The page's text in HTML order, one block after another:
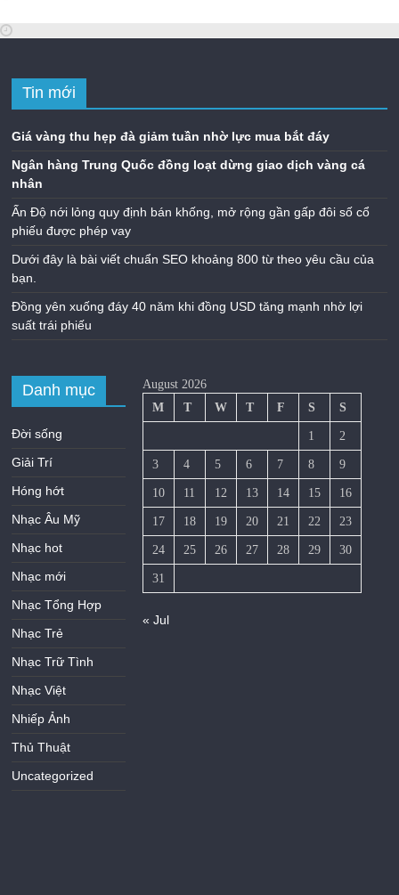
Tin mới
Giá vàng thu hẹp đà giảm tuần nhờ lực mua bắt đáy
Ngân hàng Trung Quốc đồng loạt dừng giao dịch vàng cá
nhân
Ấn Độ nới lỏng quy định bán khống, mở rộng gần gấp đôi số cổ
phiếu được phép vay
Dưới đây là bài viết chuẩn SEO khoảng 800 từ theo yêu cầu của
bạn.
Đồng yên xuống đáy 40 năm khi đồng USD tăng mạnh nhờ lợi
suất trái phiếu
Danh mục
Đời sống
Giải Trí
Hóng hớt
Nhạc Âu Mỹ
Nhạc hot
Nhạc mới
Nhạc Tổng Hợp
Nhạc Trẻ
Nhạc Trữ Tình
Nhạc Việt
Nhiếp Ảnh
Thủ Thuật
Uncategorized
August 2026
M
T W T F S S
1 2
3 4 5 6 7 8 9
10 11 12 13 14 15 16
17 18 19 20 21 22 23
24 25 26 27 28 29 30
31
« Jul